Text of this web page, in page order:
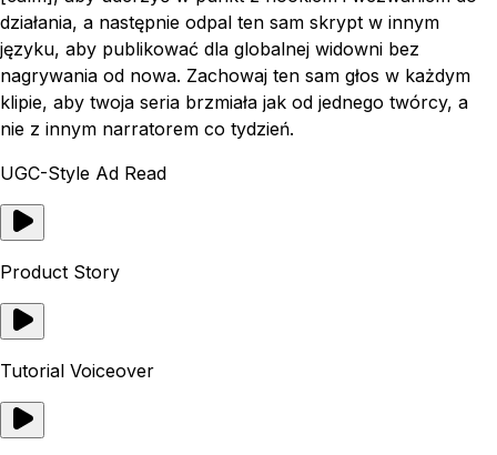
działania, a następnie odpal ten sam skrypt w innym
języku, aby publikować dla globalnej widowni bez
nagrywania od nowa. Zachowaj ten sam głos w każdym
klipie, aby twoja seria brzmiała jak od jednego twórcy, a
nie z innym narratorem co tydzień.
UGC-Style Ad Read
Product Story
Tutorial Voiceover